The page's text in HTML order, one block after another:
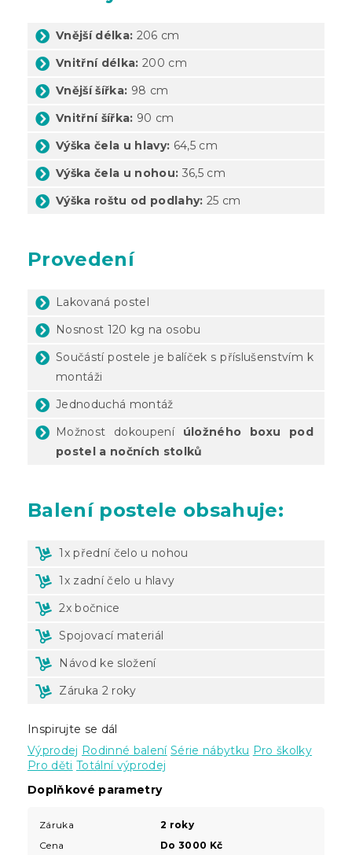
Vnější délka: 206 cm
Vnitřní délka: 200 cm
Vnější šířka: 98 cm
Vnitřní šířka: 90 cm
Výška čela u hlavy: 64,5 cm
Výška čela u nohou: 36,5 cm
Výška roštu od podlahy: 25 cm
Provedení
Lakovaná postel
Nosnost 120 kg na osobu
Součástí postele je balíček s příslušenstvím k
montáži
Jednoduchá montáž
Možnost dokoupení úložného boxu pod
postel a nočních stolků
Balenípostele obsahuje:
1x přední čelo u nohou
1x zadní čelo u hlavy
2x bočnice
Spojovací materiál
Návod ke složení
Záruka 2 roky
Inspirujte se dál
Výprodej Rodinné balení Série nábytku Pro školky
Pro děti Totální výprodej
Doplňkové parametry
Záruka
2 roky
Cena
Do 3000 Kč